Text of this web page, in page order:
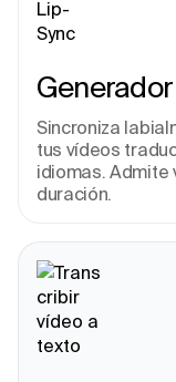
Sincroniza
tus vídeos
idiomas. Admite
duración.